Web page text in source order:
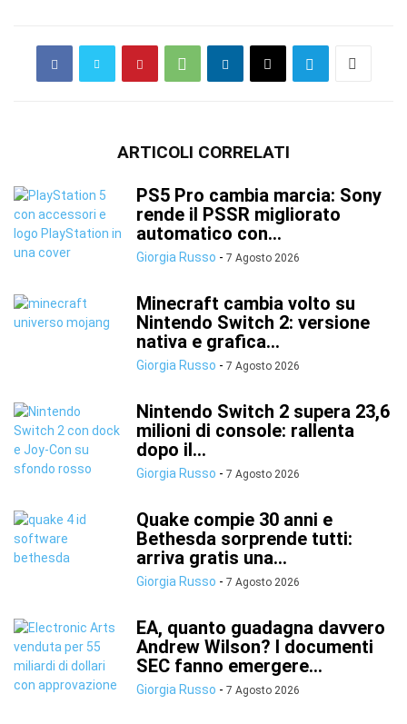
ARTICOLI CORRELATI
PS5 Pro cambia marcia: Sony
rende il PSSR migliorato
automatico con...
Giorgia Russo - 7 Agosto 2026
Minecraft cambia volto su
Nintendo Switch 2: versione
nativa e grafica...
Giorgia Russo - 7 Agosto 2026
Nintendo Switch 2 supera 23,6
milioni di console: rallenta
dopo il...
Giorgia Russo - 7 Agosto 2026
Quake compie 30 anni e
Bethesda sorprende tutti:
arriva gratis una...
Giorgia Russo - 7 Agosto 2026
EA, quanto guadagna davvero
Andrew Wilson? I documenti
SEC fanno emergere...
Giorgia Russo - 7 Agosto 2026